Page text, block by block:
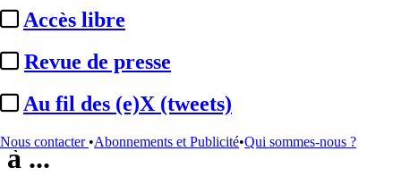
Accès libre
Revue de presse
Au fil des (e)X (tweets)
Nous contacter •Abonnements et Publicité•Qui sommes-nous ?
Organisations professionnelles
Bureau de la radio :
Beroud (Altice Media) succède
à ...